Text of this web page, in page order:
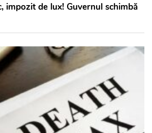
impozit de lux! Guvernul schimbă